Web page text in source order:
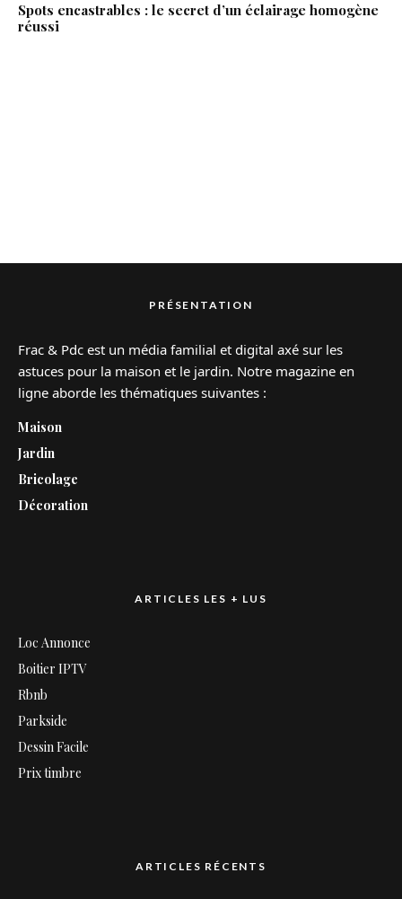
Spots encastrables : le secret d’un éclairage homogène
réussi
PRÉSENTATION
Frac & Pdc est un média familial et digital axé sur les
astuces pour la maison et le jardin. Notre magazine en
ligne aborde les thématiques suivantes :
Maison
Jardin
Bricolage
Décoration
ARTICLES LES + LUS
Loc Annonce
Boitier IPTV
Rbnb
Parkside
Dessin Facile
Prix timbre
ARTICLES RÉCENTS